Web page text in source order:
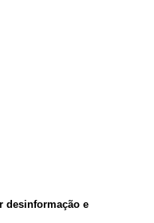
desinformação e